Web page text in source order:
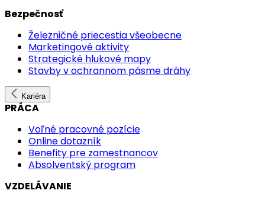
Bezpečnosť
Železničné priecestia všeobecne
Marketingové aktivity
Strategické hlukové mapy
Stavby v ochrannom pásme dráhy
Kariéra
PRÁCA
Voľné pracovné pozície
Online dotazník
Benefity pre zamestnancov
Absolventský program
VZDELÁVANIE